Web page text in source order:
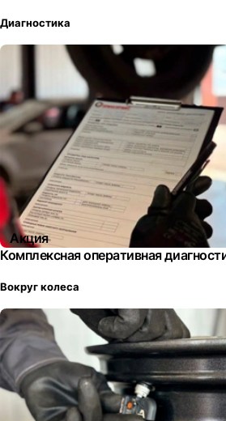
Диагностика
Акция
Комплексная оперативная
Вокруг колеса